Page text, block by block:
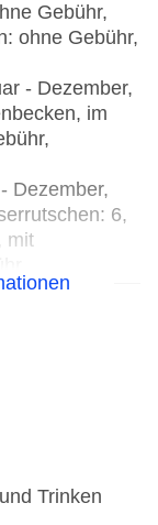
Gebühr,
ohne Gebühr,
- Dezember,
im
Dezember,
6,
mit
Gebühr